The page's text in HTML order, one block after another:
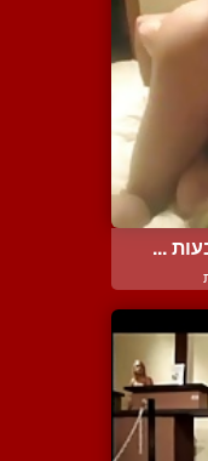
...